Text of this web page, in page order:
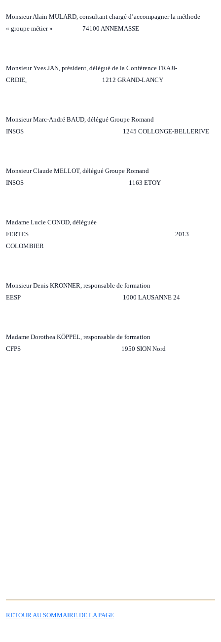
Monsieur Alain MULARD, consultant chargé d’accompagner la méthode
« groupe métier » 74100 ANNEMASSE
Monsieur Yves JAN, président, délégué de la Conférence FRAJI-
CRDIE, 1212 GRAND-LANCY
Monsieur Marc-André BAUD, délégué Groupe Romand
INSOS 1245 COLLONGE-BELLERIVE
Monsieur Claude MELLOT, délégué Groupe Romand
INSOS 1163 ETOY
Madame Lucie CONOD, déléguée
FERTES 2013
COLOMBIER
Monsieur Denis KRONNER, responsable de formation
EESP 1000 LAUSANNE 24
Madame Dorothea KÖPPEL, responsable de formation
CFPS 1950 SION Nord
RETOUR AU SOMMAIRE DE LA PAGE